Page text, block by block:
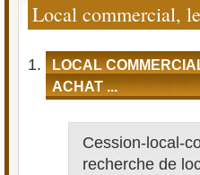
Local commercial,
LOCAL
ACHAT ...
Cession-local-
recherche de